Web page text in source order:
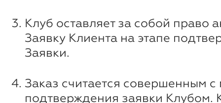
Клуб оставляет за собой право
Заявку Клиента на этапе
Заявки.
Заказ считается совершенным с
подтверждения заявки Клубом.